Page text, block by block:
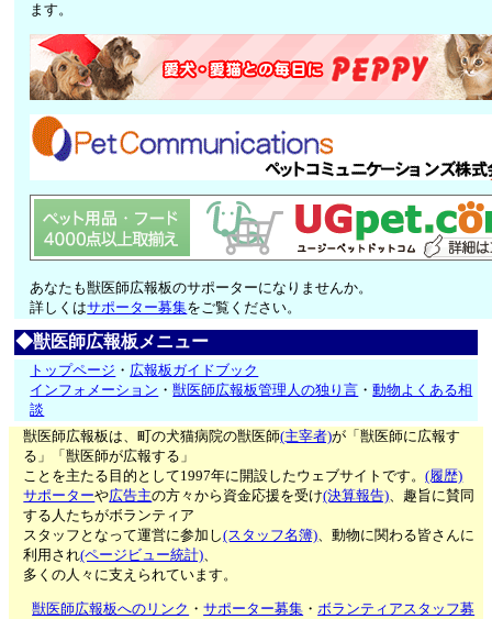
ます。
あなたも獣医師広報板のサポーターになりませんか。
詳しくはサポーター募集をご覧ください。
◆獣医師広報板メニュー
トップページ ・ 広報板ガイドブック
インフォメーション ・獣医師広報板管理人の独り言 ・動物よくある相
談
獣医師広報板は、町の犬猫病院の獣医師(主宰者)が「獣医師に広報す
る」「獣医師が広報する」
ことを主たる目的として1997年に開設したウェブサイトです。(履歴)
サポーターや広告主の方々から資金応援を受け(決算報告)、趣旨に賛同
する人たちがボランティア
スタッフとなって運営に参加し(スタッフ名簿)、動物に関わる皆さんに
利用され(ページビュー統計)、
多くの人々に支えられています。
獣医師広報板へのリンク ・サポーター募集 ・ボランティアスタッフ募